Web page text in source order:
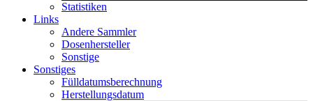
Statistiken
Links
Andere Sammler
Dosenhersteller
Sonstige
Sonstiges
Fülldatumsberechnung
Herstellungsdatum